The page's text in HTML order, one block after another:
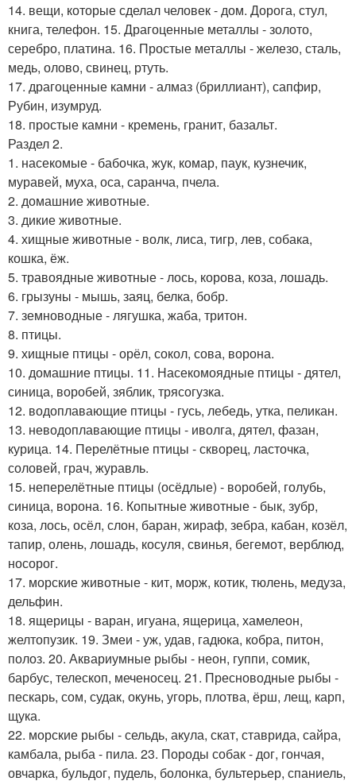
14. вещи, которые сделал человек - дом. Дорога, стул,
книга, телефон. 15. Драгоценные металлы - золото,
серебро, платина. 16. Простые металлы - железо, сталь,
медь, олово, свинец, ртуть.
17. драгоценные камни - алмаз (бриллиант), сапфир,
Рубин, изумруд.
18. простые камни - кремень, гранит, базальт.
Раздел 2.
1. насекомые - бабочка, жук, комар, паук, кузнечик,
муравей, муха, оса, саранча, пчела.
2. домашние животные.
3. дикие животные.
4. хищные животные - волк, лиса, тигр, лев, собака,
кошка, ёж.
5. травоядные животные - лось, корова, коза, лошадь.
6. грызуны - мышь, заяц, белка, бобр.
7. земноводные - лягушка, жаба, тритон.
8. птицы.
9. хищные птицы - орёл, сокол, сова, ворона.
10. домашние птицы. 11. Насекомоядные птицы - дятел,
синица, воробей, зяблик, трясогузка.
12. водоплавающие птицы - гусь, лебедь, утка, пеликан.
13. неводоплавающие птицы - иволга, дятел, фазан,
курица. 14. Перелётные птицы - скворец, ласточка,
соловей, грач, журавль.
15. неперелётные птицы (осёдлые) - воробей, голубь,
синица, ворона. 16. Копытные животные - бык, зубр,
коза, лось, осёл, слон, баран, жираф, зебра, кабан, козёл,
тапир, олень, лошадь, косуля, свинья, бегемот, верблюд,
носорог.
17. морские животные - кит, морж, котик, тюлень, медуза,
дельфин.
18. ящерицы - варан, игуана, ящерица, хамелеон,
желтопузик. 19. Змеи - уж, удав, гадюка, кобра, питон,
полоз. 20. Аквариумные рыбы - неон, гуппи, сомик,
барбус, телескоп, меченосец. 21. Пресноводные рыбы -
пескарь, сом, судак, окунь, угорь, плотва, ёрш, лещ, карп,
щука.
22. морские рыбы - сельдь, акула, скат, ставрида, сайра,
камбала, рыба - пила. 23. Породы собак - дог, гончая,
овчарка, бульдог, пудель, болонка, бультерьер, спаниель,